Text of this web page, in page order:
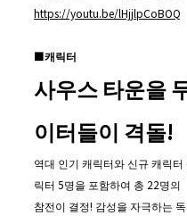
https://youtu.be/lHjjlpCoBOQ
■캐릭터
사우스 타운을
이터들이 격돌!
역대 인기 캐릭터와 신규 캐릭
릭터 5명을 포함하여 총 22명의
참전이 결정! 감성을 자극하는